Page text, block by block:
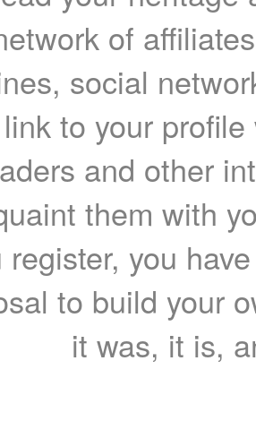
of
social
to your
and other
them with
register, you
to build your
it was, it is,